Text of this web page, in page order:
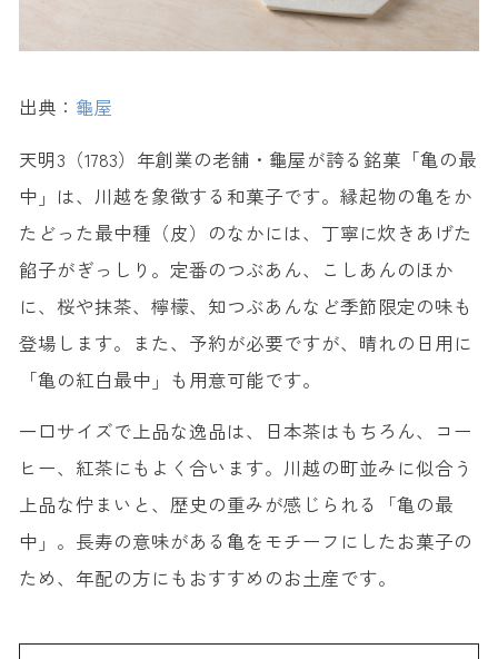
出典： 龜屋
天明3（1783）年創業の老舗・龜屋が誇る銘菓「亀の最
中」は、川越を象徴する和菓子です。縁起物の亀をか
たどった最中種（皮）のなかには、丁寧に炊きあげた
餡子がぎっしり。定番のつぶあん、こしあんのほか
に、桜や抹茶、檸檬、知つぶあんなど季節限定の味も
登場します。また、予約が必要ですが、晴れの日用に
「亀の紅白最中」も用意可能です。
一口サイズで上品な逸品は、日本茶はもちろん、コー
ヒー、紅茶にもよく合います。川越の町並みに似合う
上品な佇まいと、歴史の重みが感じられる「亀の最
中」。長寿の意味がある亀をモチーフにしたお菓子の
ため、年配の方にもおすすめのお土産です。